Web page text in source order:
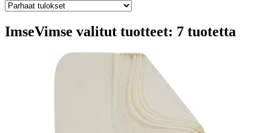
ImseVimse valitut tuotteet: 7 tuotetta